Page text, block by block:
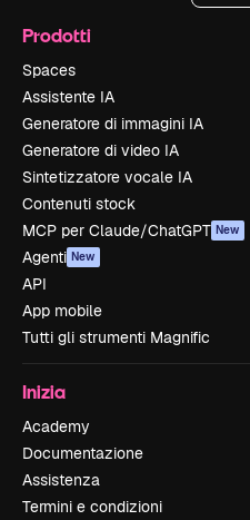
Prodotti
Spaces
Assistente IA
Generatore di immagini IA
Generatore di video IA
Sintetizzatore vocale IA
Contenuti stock
MCP per Claude/ChatGPT New
Agenti New
API
App mobile
Tutti gli strumenti Magnific
Inizia
Academy
Documentazione
Assistenza
Termini e condizioni